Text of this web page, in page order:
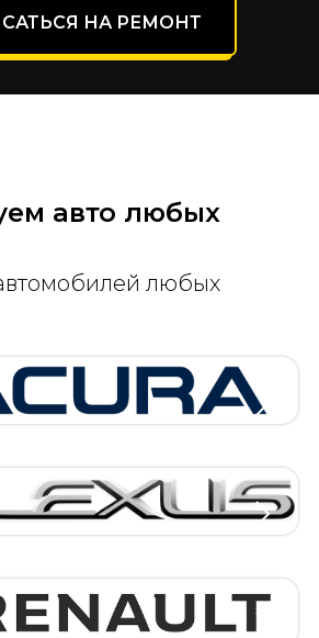
НА РЕМОНТ
авто любых
любых